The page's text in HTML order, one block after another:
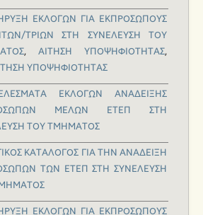
ΕΚΛΟΓΩΝ ΓΙΑ ΕΚΠΡΟΣΩΠΟΥΣ
ΤΡΙΩΝ ΣΤΗ ΣΥΝΕΛΕΥΣΗ ΤΟΥ
, ΑΙΤΗΣΗ ΥΠΟΨΗΦΙΟΤΗΤΑΣ,
ΥΠΟΨΗΦΙΟΤΗΤΑΣ
ΕΚΛΟΓΩΝ ΑΝΑΔΕΙΞΗΣ
ΜΕΛΩΝ ΕΤΕΠ ΣΤΗ
ΤΟΥ ΤΜΗΜΑΤΟΣ
ΚΑΤΑΛΟΓΟΣ ΓΙΑ ΤΗΝ ΑΝΑΔΕΙΞΗ
ΤΩΝ ΕΤΕΠ ΣΤΗ ΣΥΝΕΛΕΥΣΗ
ΕΚΛΟΓΩΝ ΓΙΑ ΕΚΠΡΟΣΩΠΟΥΣ